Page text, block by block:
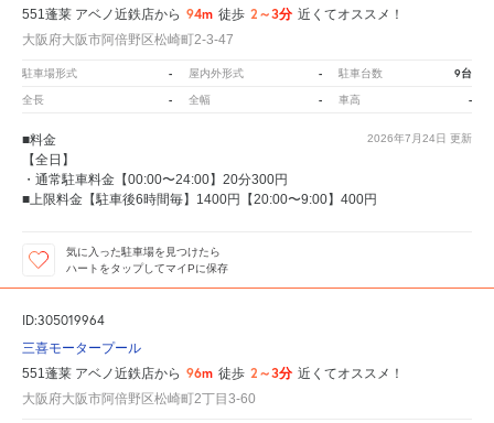
551蓬莱 アベノ近鉄店から 94m 徒歩 2～3分 近くてオススメ！
大阪府大阪市阿倍野区松崎町2-3-47
駐車場形式 - 屋内外形式 - 駐車台数 9台
全長 - 全幅 - 車高 -
2026年7月24日 更新
■料金
【全日】
・通常駐車料金【00:00〜24:00】20分300円
■上限料金【駐車後6時間毎】1400円【20:00〜9:00】400円
気に入った駐車場を見つけたら
ハートをタップしてマイPに保存
ID:305019964
三喜モータープール
551蓬莱 アベノ近鉄店から 96m 徒歩 2～3分 近くてオススメ！
大阪府大阪市阿倍野区松崎町2丁目3-60